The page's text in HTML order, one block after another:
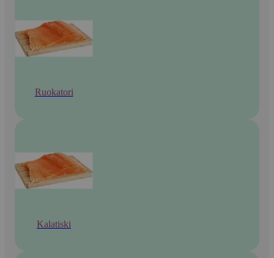
Ruokatori
Kalatiski